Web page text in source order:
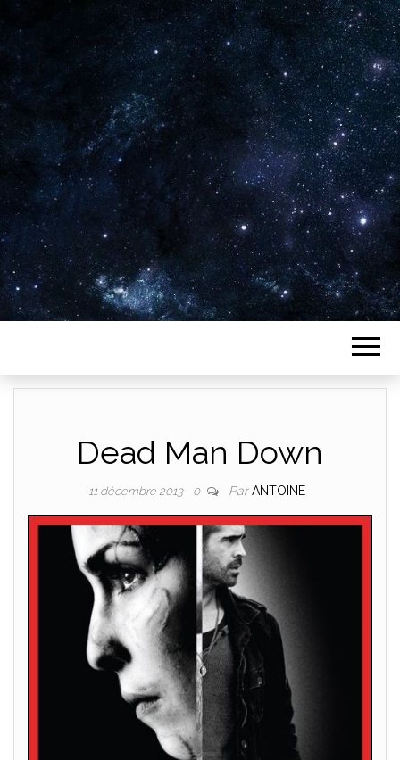
Plus de 2800 critiques de films
Dead Man Down
11 décembre 2013 0 ParANTOINE